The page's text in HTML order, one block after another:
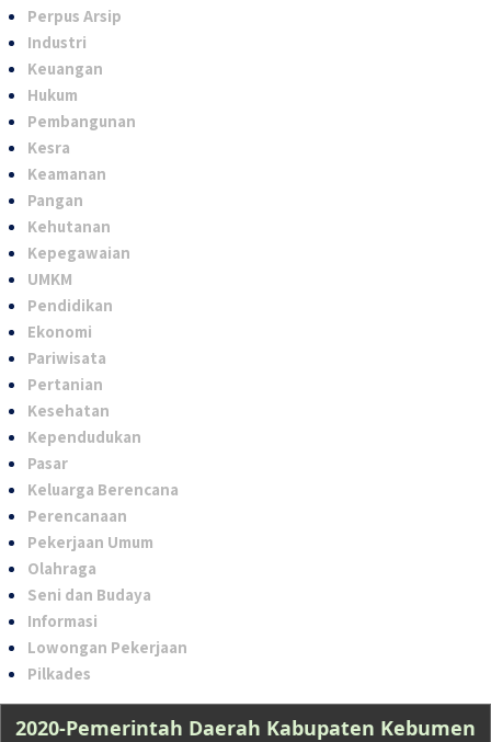
Perpus Arsip
Industri
Keuangan
Hukum
Pembangunan
Kesra
Keamanan
Pangan
Kehutanan
Kepegawaian
UMKM
Pendidikan
Ekonomi
Pariwisata
Pertanian
Kesehatan
Kependudukan
Pasar
Keluarga Berencana
Perencanaan
Pekerjaan Umum
Olahraga
Seni dan Budaya
Informasi
Lowongan Pekerjaan
Pilkades
2020-Pemerintah Daerah Kabupaten Kebumen